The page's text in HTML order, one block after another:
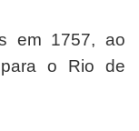
em 1757, ao
o Rio de